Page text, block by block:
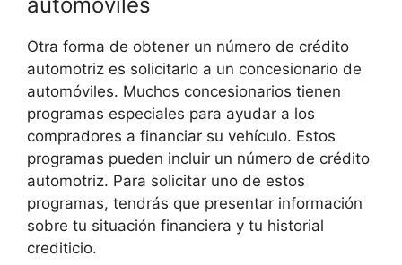
Otra forma de obtener un número de crédito
automotriz es solicitarlo a un concesionario de
automóviles. Muchos concesionarios tienen
programas especiales para ayudar a los
compradores a financiar su vehículo. Estos
programas pueden incluir un número de crédito
automotriz. Para solicitar uno de estos
programas, tendrás que presentar información
sobre tu situación financiera y tu historial
crediticio.